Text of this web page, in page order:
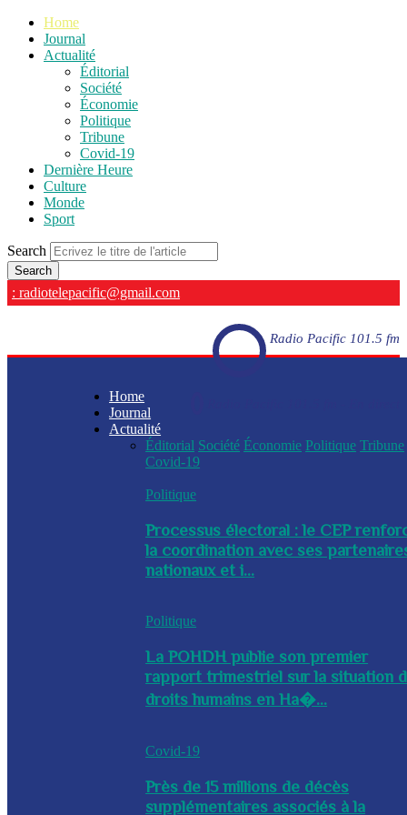
Home
Journal
Actualité
Éditorial
Société
Économie
Politique
Tribune
Covid-19
Dernière Heure
Culture
Monde
Sport
Search
: radiotelepacific@gmail.com
Radio Pacific 101.5 fm
Home
Journal
Actualité
Éditorial Société Économie Politique Tribune
Covid-19
Politique
Processus électoral : le CEP
la coordination avec ses
nationaux et i...
Politique
La POHDH publie son premier
rapport trimestriel sur la situation
droits humains en Ha�...
Covid-19
Près de 15 millions de décès
supplémentaires associés à la